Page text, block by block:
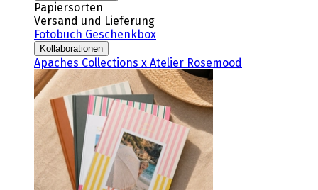
Papiersorten
Versand und Lieferung
Fotobuch Geschenkbox
Kollaborationen
Apaches Collections x Atelier Rosemood